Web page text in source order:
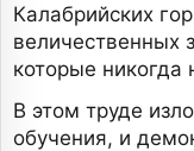
Калабрийских
величественных
которые никогда
В этом труде
обучения, и